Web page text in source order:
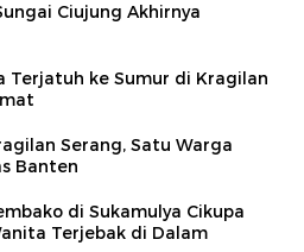
Ciujung Akhirnya
Terjatuh ke Sumur di Kragilan
Serang, Satu Warga
Banten
di Sukamulya Cikupa
Terjebak di Dalam